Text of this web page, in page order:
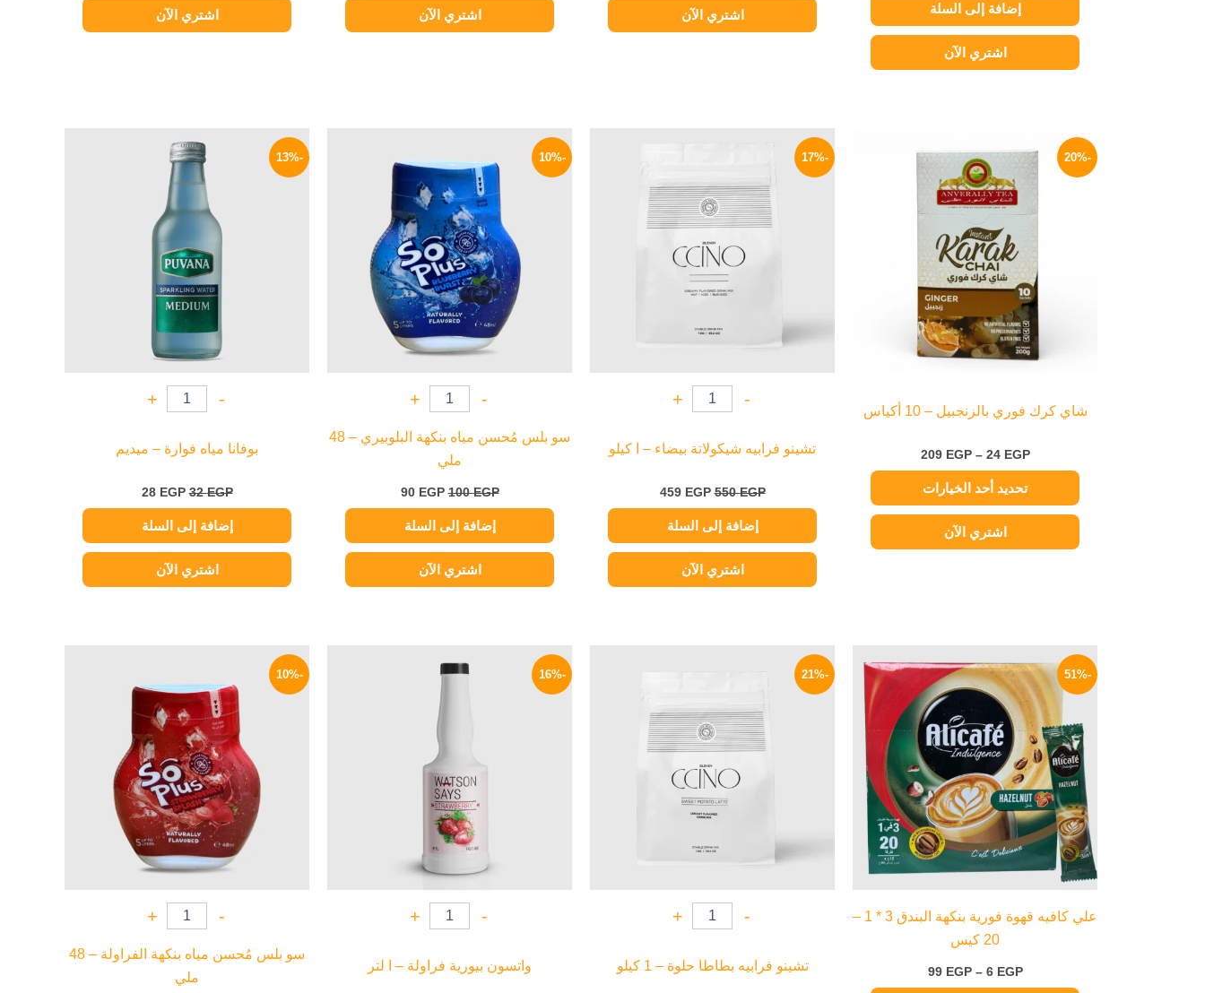
إضافة إلى السلة
اشتري الآن
اشتري الآن اشتري الآن اشتري الآن
-20%
شاي كرك فوري بالزنجبيل – 10 أكياس
24 EGP
–
209 EGP
السعر:
⁦209 EGP⁩
تحديد أحد الخيارات
العديد
من
الأشكال
المختلفة
لهذا
المنتج.
يمكن
اختيار
الخيارات
المنتج
اشتري الآن
-17%
-
+
تشينو فرابيه شيكولاتة بيضاء – ا كيلو
550EGP
550 EGP.
459 EGP
459 EGP.
إضافة إلى السلة
اشتري الآن
-10%
-
+
سو بلس مُحسن مياه بنكهة البلوبيري – 48
ملي
100EGP
هو:
100 EGP.
90 EGP
هو:
90 EGP.
إضافة إلى السلة
اشتري الآن
-13%
-
+
بوفانا مياه فوارة – ميديم
32EGP
الأصلي
هو:
32 EGP.
28 EGP
إضافة إلى السلة
اشتري الآن
-51%
علي كافيه قهوة فورية بنكهة البندق 3 * 1 –
20 كيس
6 EGP
–
99 EGP
السعر:
من
خلال
العديد
الأشكال
المختلفة
لهذا
المنتج.
يمكن
اختيار
الخيارات
صفحة
المنتج
-21%
-
+
تشينو فرابيه بطاطا حلوة – 1 كيلو
369 EGP.
-16%
-
+
واتسون بيورية فراولة – ا لتر
الأصلي
هو:
600 EGP.
-10%
-
+
سو بلس مُحسن مياه بنكهة الفراولة – 48
ملي
هو:
100 EGP.
هو: